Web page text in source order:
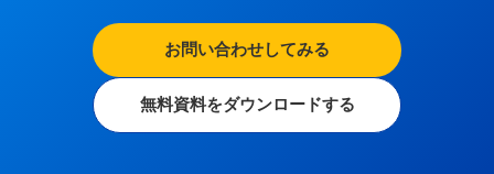
お問い合わせしてみる
無料資料をダウンロードする